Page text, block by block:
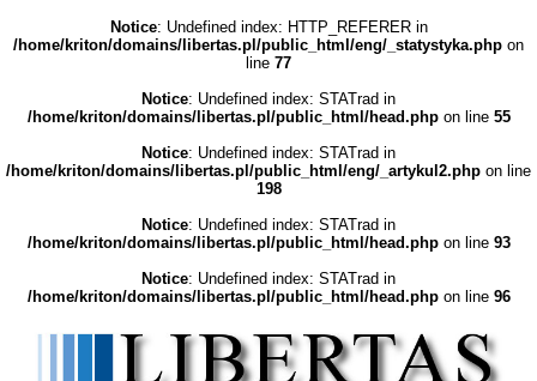
Notice: Undefined index: HTTP_REFERER in
/home/kriton/domains/libertas.pl/public_html/eng/_statystyka.php on
line 77
Notice: Undefined index: STATrad in
/home/kriton/domains/libertas.pl/public_html/head.phpon line 55
Notice: Undefined index: STATrad in
/home/kriton/domains/libertas.pl/public_html/eng/_artykul2.php on line
198
Notice: Undefined index: STATrad in
/home/kriton/domains/libertas.pl/public_html/head.phpon line 93
Notice: Undefined index: STATrad in
/home/kriton/domains/libertas.pl/public_html/head.phpon line 96